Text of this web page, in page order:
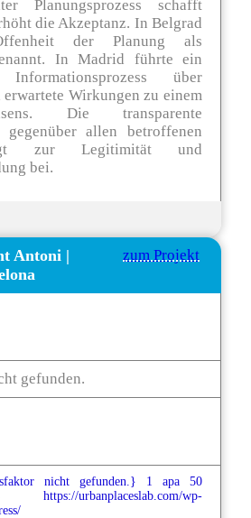
Planungsprozess schafft
die Akzeptanz. In Belgrad
der Planung als
In Madrid führte ein
Informationsprozess über
Wirkungen zu einem
Die transparente
gegenüber allen betroffenen
zur Legitimität und
bei.
Antoni |
zum Projekt
gefunden.
nicht gefunden.} 1 apa
50
https://urbanplaceslab.com/wp-